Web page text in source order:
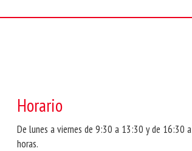
Horario
De lunes a viernes de 9:30 a 13:30 y de 16:30
horas.